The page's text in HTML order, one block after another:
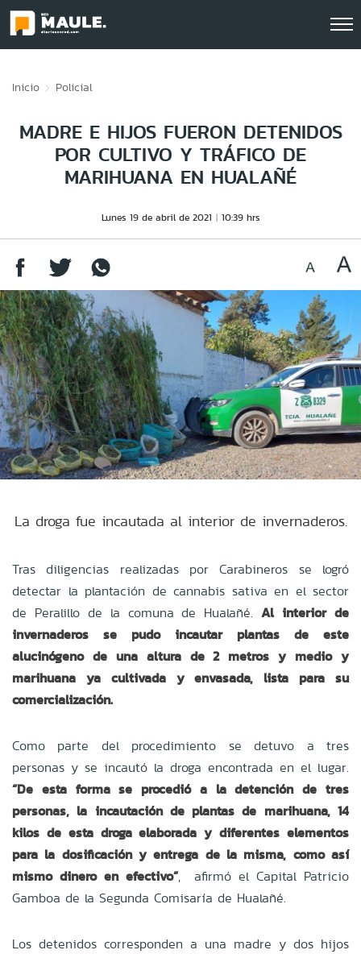
Inicio Policial
MADRE E HIJOS FUERON DETENIDOS
POR CULTIVO Y TRÁFICO DE
MARIHUANA EN HUALAÑÉ
Lunes 19 de abril de 2021 10:39 hrs
La droga fue incautada al interior de invernaderos.
Tras diligencias realizadas por Carabineros se logró
detectar la plantación de cannabis sativa en el sector
de Peralillo de la comuna de Hualañé.Al interior de
invernaderos se pudo incautar plantas de este
alucinógeno de una altura de 2 metros y medio y
marihuana ya cultivada y envasada, lista para su
comercialización.
Como parte del procedimiento se detuvo a tres
personas y se incautó la droga encontrada en el lugar.
“De esta forma se procedió a la detención de tres
personas, la incautación de plantas de marihuana, 14
kilos de esta droga elaborada y diferentes elementos
para la dosificación y entrega de la misma, como así
mismo dinero en efectivo”, afirmó el Capital Patricio
Gamboa de la Segunda Comisaría de Hualañé.
Los detenidos corresponden a una madre y dos hijos